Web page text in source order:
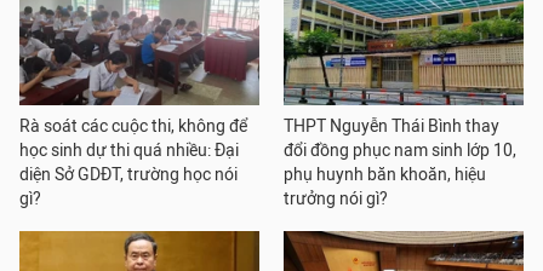
Rà soát các cuộc thi, không để
học sinh dự thi quá nhiều: Đại
diện Sở GDĐT, trường học nói
gì?
THPT Nguyễn Thái Bình thay
đổi đồng phục nam sinh lớp 10,
phụ huynh băn khoăn, hiệu
trưởng nói gì?